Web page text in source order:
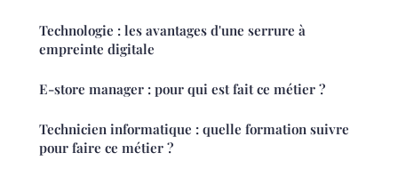
Technologie : les avantages d'une serrure à
empreinte digitale
E-store manager : pour qui est fait ce métier ?
Technicien informatique : quelle formation suivre
pour faire ce métier ?